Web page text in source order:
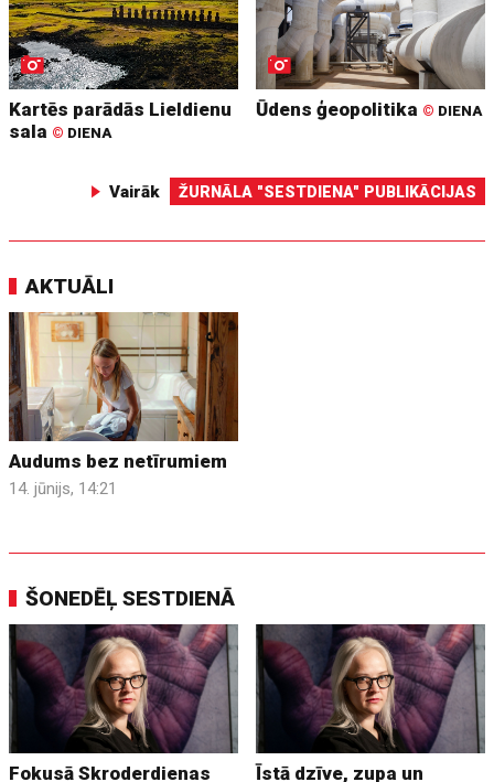
Kartēs parādās Lieldienu
sala © DIENA
Ūdens ģeopolitika © DIENA
Vairāk ŽURNĀLA "SESTDIENA" PUBLIKĀCIJAS
AKTUĀLI
Audums bez netīrumiem
14. jūnijs, 14:21
ŠONEDĒĻ SESTDIENĀ
Fokusā Skroderdienas Īstā dzīve, zupa un